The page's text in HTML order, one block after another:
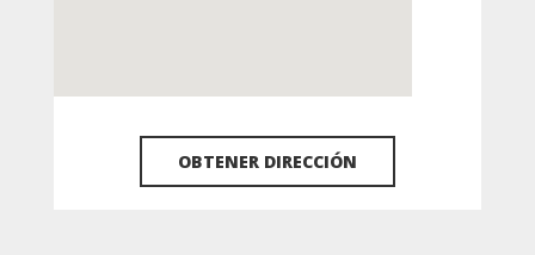
OBTENER DIRECCIÓN